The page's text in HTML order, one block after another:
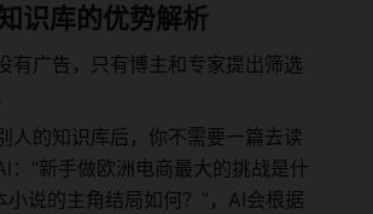
识库的优势解析
有广告，只有博主和专家提出筛选
人的知识库后，你不需要一篇去读
：“新手做欧洲电商最大的挑战是什
小说的主角结局如何？”，AI会根据